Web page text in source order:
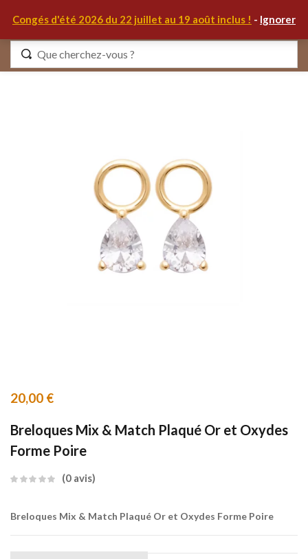
Congés d'été 2026 du 22 juillet au 19 août inclus ! - Ignorer
20,00 €
Breloques Mix & Match Plaqué Or et Oxydes
Forme Poire
0 avis
Breloques Mix & Match Plaqué Or et Oxydes Forme Poire
Identifiez-vous
Se souvenir de moi Mot de passe oublié ?
S'IDENTIFIER
MON COMPTE